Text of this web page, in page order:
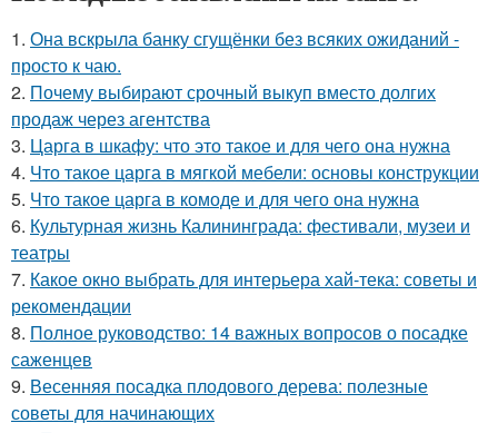
1. Она вскрыла банку сгущёнки без всяких ожиданий -
просто к чаю.
2. Почему выбирают срочный выкуп вместо долгих
продаж через агентства
3. Царга в шкафу: что это такое и для чего она нужна
4. Что такое царга в мягкой мебели: основы конструкции
5. Что такое царга в комоде и для чего она нужна
6. Культурная жизнь Калининграда: фестивали, музеи и
театры
7. Какое окно выбрать для интерьера хай-тека: советы и
рекомендации
8. Полное руководство: 14 важных вопросов о посадке
саженцев
9. Весенняя посадка плодового дерева: полезные
советы для начинающих